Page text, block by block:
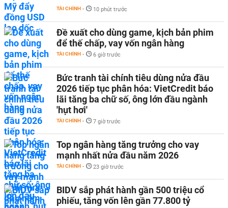
TÀI CHÍNH - 10 phút trước
Đề xuất cho dùng game, kịch bản phim
để thế chấp, vay vốn ngân hàng
TÀI CHÍNH - 6 giờ trước
Bức tranh tài chính tiêu dùng nửa đầu
2026 tiếp tục phân hóa: VietCredit báo
lãi tăng ba chữ số, ông lớn đầu ngành
'hụt hơi'
TÀI CHÍNH - 7 giờ trước
Top ngân hàng tăng trưởng cho vay
mạnh nhất nửa đầu năm 2026
TÀI CHÍNH - 23 giờ trước
BIDV sắp phát hành gần 500 triệu cổ
phiếu, tăng vốn lên gần 77.800 tỷ